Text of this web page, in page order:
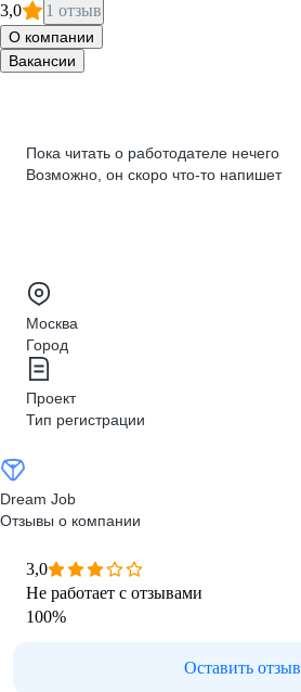
3,0 1 отзыв
О компании
Вакансии
Пока читать о работодателе нечего
Возможно, он скоро что‑то напишет
Москва
Город
Проект
Тип регистрации
Dream Job
Отзывы о компании
3,0
Не работает с отзывами
100%
Оставить отзыв